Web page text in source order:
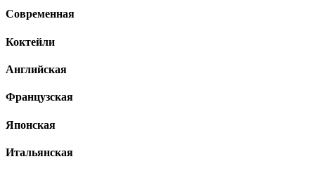
Современная
Коктейли
Английская
Французская
Японская
Итальянская